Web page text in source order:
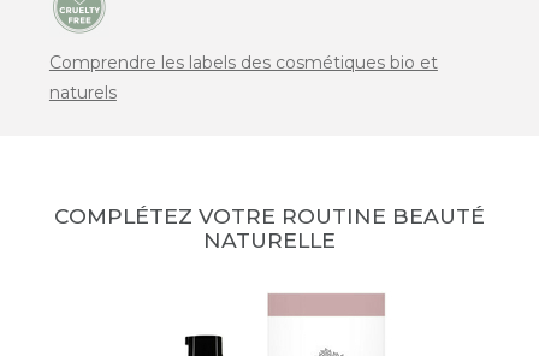
Comprendre les labels des cosmétiques bio et
naturels
COMPLÉTEZ VOTRE ROUTINE BEAUTÉ
NATURELLE